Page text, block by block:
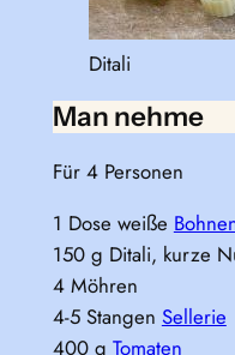
Ditali
Man nehme
Für 4 Personen
1 Dose weiße
150 g Ditali, kurze
4 Möhren
4-5 Stangen Sellerie
400 g Tomaten